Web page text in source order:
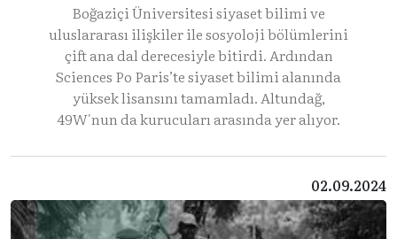
Boğaziçi Üniversitesi siyaset bilimi ve
uluslararası ilişkiler ile sosyoloji bölümlerini
çift ana dal derecesiyle bitirdi. Ardından
Sciences Po Paris’te siyaset bilimi alanında
yüksek lisansını tamamladı. Altundağ,
49W'nun da kurucuları arasında yer alıyor.
02.09.2024